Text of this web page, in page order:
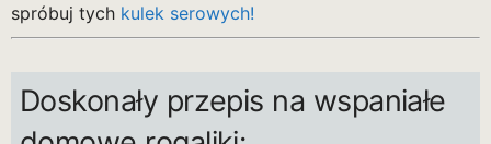
spróbuj tych kulek serowych!
Doskonały przepis na wspaniałe